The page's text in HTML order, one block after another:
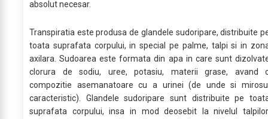
absolut necesar.
Transpiratia este produsa de glandele sudoripare, distribuite
toata suprafata corpului, in special pe palme, talpi si in
axilara. Sudoarea este formata din apa in care sunt
clorura de sodiu, uree, potasiu, materii grase, avand
compozitie asemanatoare cu a urinei (de unde si
caracteristic). Glandele sudoripare sunt distribuite pe
suprafata corpului, insa in mod deosebit la nivelul